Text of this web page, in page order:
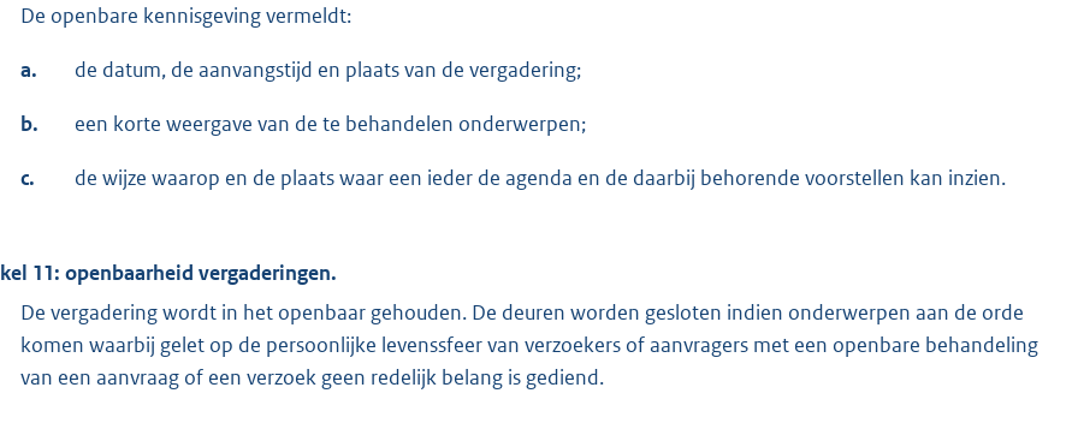
De openbare kennisgeving vermeldt:
a. de datum, de aanvangstijd en plaats van de vergadering;
b. een korte weergave van de te behandelen onderwerpen;
c. de wijze waarop en de plaats waar een ieder de agenda en de daarbij behorende voorstellen kan inzien.
11: openbaarheid vergaderingen.
De vergadering wordt in het openbaar gehouden. De deuren worden gesloten indien onderwerpen aan de orde
komen waarbij gelet op de persoonlijke levenssfeer van verzoekers of aanvragers met een openbare behandeling
van een aanvraag of een verzoek geen redelijk belang is gediend.